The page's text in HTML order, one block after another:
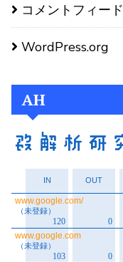
コメントフィード
WordPress.org
AH